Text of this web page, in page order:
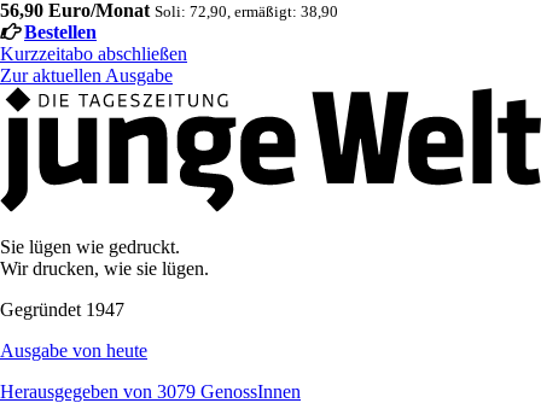
56,90 Euro/Monat Soli: 72,90, ermäßigt: 38,90
Bestellen
Kurzzeitabo abschließen
Zur aktuellen Ausgabe
Sie lügen wie gedruckt.
Wir drucken, wie sie lügen.
Gegründet 1947
Ausgabe von heute
Herausgegeben von 3079 GenossInnen